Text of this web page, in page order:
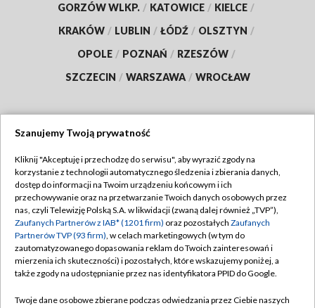
GORZÓW WLKP. / KATOWICE / KIELCE /
KRAKÓW / LUBLIN / ŁÓDŹ / OLSZTYN /
OPOLE / POZNAŃ / RZESZÓW /
SZCZECIN / WARSZAWA / WROCŁAW
TVP
Abonament TVP
Emisja w TVP
Centrum informacji TVP
Naziemna Telewizja Cyfrowa
Regulamin TVP
Polityka prywatności
Moje zgody
Pomoc
Szanujemy Twoją prywatność
Kliknij "Akceptuję i przechodzę do serwisu", aby wyrazić zgody na
korzystanie z technologii automatycznego śledzenia i zbierania danych,
dostęp do informacji na Twoim urządzeniu końcowym i ich
przechowywanie oraz na przetwarzanie Twoich danych osobowych przez
nas, czyli Telewizję Polską S.A. w likwidacji (zwaną dalej również „TVP”),
Zaufanych Partnerów z IAB* (1201 firm) oraz pozostałych Zaufanych
Partnerów TVP (93 firm), w celach marketingowych (w tym do
zautomatyzowanego dopasowania reklam do Twoich zainteresowań i
mierzenia ich skuteczności) i pozostałych, które wskazujemy poniżej, a
także zgody na udostępnianie przez nas identyfikatora PPID do Google.
Twoje dane osobowe zbierane podczas odwiedzania przez Ciebie naszych